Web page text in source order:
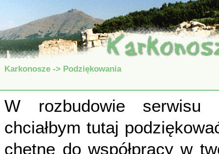
Karkonosze -> Podziękowania
W rozbudowie serwisu
chciałbym tutaj
chętne do współpracy w